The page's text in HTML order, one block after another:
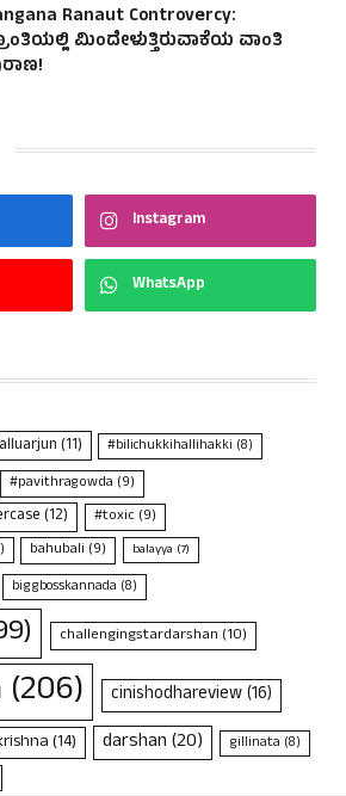
Ranaut Controvercy:
ಮಿಂದೇಳುತ್ತಿರುವಾಕೆಯ ವಾಂತಿ
Instagram
WhatsApp
(11) #bilichukkihallihakki (8)
#pavithragowda (9)
(12) #toxic(9)
bahubali (9) balayya (7)
biggbosskannada (8)
challengingstardarshan (10)
(206) cinishodhareview(16)
(14) darshan(20) gillinata (8)